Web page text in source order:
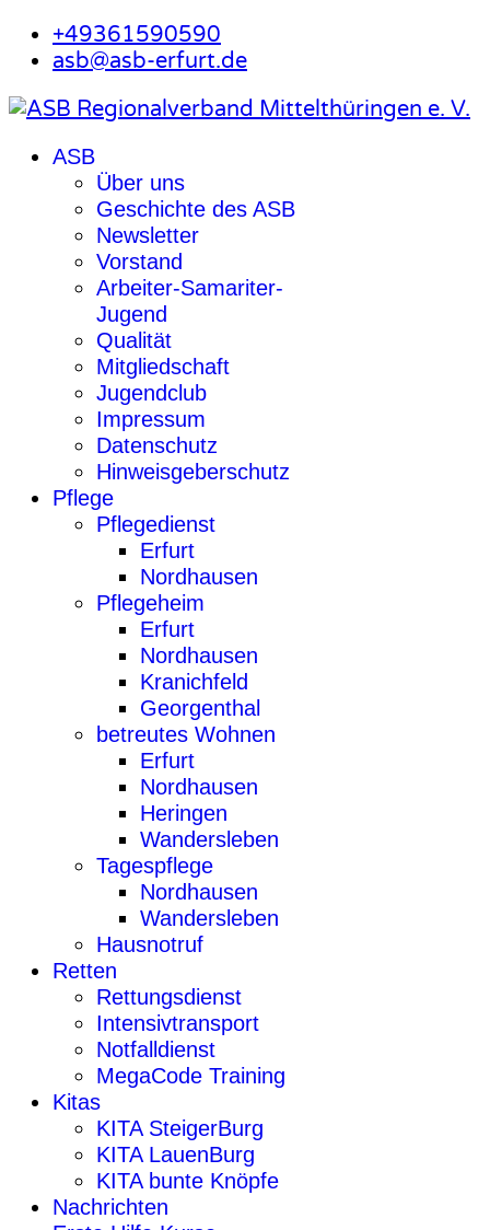
+49361590590
asb@asb-erfurt.de
ASB
Über uns
Geschichte des ASB
Newsletter
Vorstand
Arbeiter-Samariter-
Jugend
Qualität
Mitgliedschaft
Jugendclub
Impressum
Datenschutz
Hinweisgeberschutz
Pflege
Pflegedienst
Erfurt
Nordhausen
Pflegeheim
Erfurt
Nordhausen
Kranichfeld
Georgenthal
betreutes Wohnen
Erfurt
Nordhausen
Heringen
Wandersleben
Tagespflege
Nordhausen
Wandersleben
Hausnotruf
Retten
Rettungsdienst
Intensivtransport
Notfalldienst
MegaCode Training
Kitas
KITA SteigerBurg
KITA LauenBurg
KITA bunte Knöpfe
Nachrichten